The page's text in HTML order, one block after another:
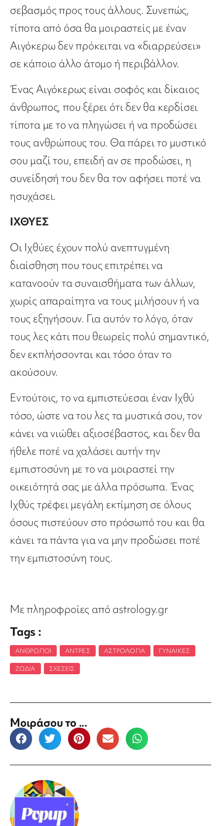
σεβασμός προς τους άλλους. Συνεπώς,
τίποτα από όσα θα μοιραστείς με έναν
Αιγόκερω δεν πρόκειται να «διαρρεύσει»
σε κάποιο άλλο άτομο ή περιβάλλον.
Ένας Αιγόκερως είναι σοφός και δίκαιος
άνθρωπος, που ξέρει ότι δεν θα κερδίσει
τίποτα με το να πληγώσει ή να προδώσει
τους ανθρώπους του. Θα πάρει το μυστικό
σου μαζί του, επειδή αν σε προδώσει, η
συνείδησή του δεν θα τον αφήσει ποτέ να
ησυχάσει.
ΙΧΘΥΕΣ
Οι Ιχθύες έχουν πολύ ανεπτυγμένη
διαίσθηση που τους επιτρέπει να
κατανοούν τα συναισθήματα των άλλων,
χωρίς απαραίτητα να τους μιλήσουν ή να
τους εξηγήσουν. Για αυτόν το λόγο, όταν
τους λες κάτι που θεωρείς πολύ σημαντικό,
δεν εκπλήσσονται και τόσο όταν το
ακούσουν.
Εντούτοις, το να εμπιστεύεσαι έναν Ιχθύ
τόσο, ώστε να του λες τα μυστικά σου, τον
κάνει να νιώθει αξιοσέβαστος, και δεν θα
ήθελε ποτέ να χαλάσει αυτήν την
εμπιστοσύνη με το να μοιραστεί την
οικειότητά σας με άλλα πρόσωπα. Ένας
Ιχθύς τρέφει μεγάλη εκτίμηση σε όλους
όσους πιστεύουν στο πρόσωπό του και θα
κάνει τα πάντα για να μην προδώσει ποτέ
την εμπιστοσύνη τους.
Με πληροφροίες από astrology.gr
Tags :
ΆΝΘΡΩΠΟΙ ΆΝΤΡΕΣ ΑΣΤΡΟΛΟΓΊΑ ΓΥΝΑΊΚΕΣ
ΖΏΔΙΑ ΣΧΈΣΕΙΣ
Μοιράσου το ...